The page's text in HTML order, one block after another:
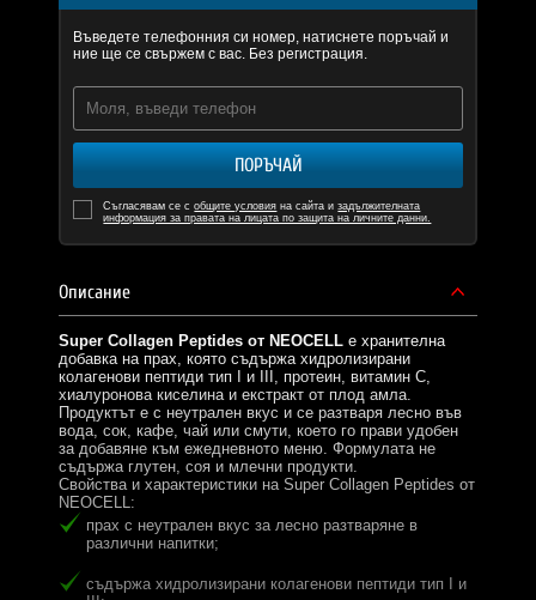
Въведете телефонния си номер, натиснете поръчай и
ние ще се свържем с вас. Без регистрация.
ПОРЪЧАЙ
Съгласявам се собщите условия на сайта изадължителната
информация за правата на лицата по защита на личните данни.
Описание
Super Collagen Peptides от NEOCELL е хранителна
добавка на прах, която съдържа хидролизирани
колагенови пептиди тип I и III, протеин, витамин C,
хиалуронова киселина и екстракт от плод амла.
Продуктът е с неутрален вкус и се разтваря лесно във
вода, сок, кафе, чай или смути, което го прави удобен
за добавяне към ежедневното меню. Формулата не
съдържа глутен, соя и млечни продукти.
Свойства и характеристики на Super Collagen Peptides от
NEOCELL:
прах с неутрален вкус за лесно разтваряне в
различни напитки;
съдържа хидролизирани колагенови пептиди тип I и